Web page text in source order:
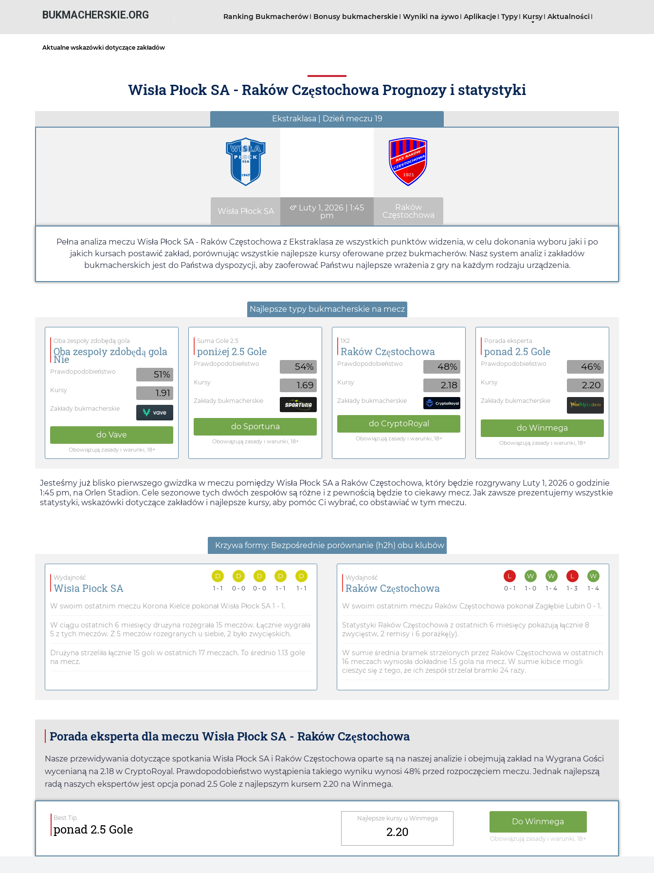
BUKMACHERSKIE.ORG Ranking Bukmacherów Bonusy bukmacherskie Wyniki na żywo Aplikacje Typy Kursy Aktualności
Aktualne wskazówki dotyczące zakładów
Wisła Płock SA - Raków Częstochowa Prognozy i statystyki
Ekstraklasa | Dzień meczu 19
Wisła Płock SA Luty 1, 2026 |1:45
pm
Raków
Częstochowa
Pełna analiza meczu Wisła Płock SA - Raków Częstochowa z Ekstraklasa ze wszystkich punktów widzenia, w celu dokonania wyboru jaki i po
jakich kursach postawić zakład, porównując wszystkie najlepsze kursy oferowane przez bukmacherów. Nasz system analiz i zakładów
bukmacherskich jest do Państwa dyspozycji, aby zaoferować Państwu najlepsze wrażenia z gry na każdym rodzaju urządzenia.
Najlepsze typy bukmacherskie na mecz
Oba zespoły zdobędą gola
Oba zespoły zdobędą gola
Nie
Prawdopodobieństwo 51%
Kursy 1.91
Zakłady bukmacherskie
do Vave
Obowiązują zasady i warunki, 18+
Suma Gole 2.5
poniżej 2.5 Gole
Prawdopodobieństwo 54%
Kursy 1.69
Zakłady bukmacherskie
do Sportuna
Obowiązują zasady i warunki, 18+
1X2
Raków Częstochowa
Prawdopodobieństwo 48%
Kursy 2.18
Zakłady bukmacherskie
do CryptoRoyal
Obowiązują zasady i warunki, 18+
Porada eksperta
ponad 2.5 Gole
Prawdopodobieństwo 46%
Kursy 2.20
Zakłady bukmacherskie
do Winmega
Obowiązują zasady i warunki, 18+
Jesteśmy już blisko pierwszego gwizdka w meczu pomiędzy Wisła Płock SA a Raków Częstochowa, który będzie rozgrywany Luty 1, 2026 o godzinie
1:45 pm, na Orlen Stadion. Cele sezonowe tych dwóch zespołów są różne i z pewnością będzie to ciekawy mecz. Jak zawsze prezentujemy wszystkie
statystyki, wskazówki dotyczące zakładów i najlepsze kursy, aby pomóc Ci wybrać, co obstawiać w tym meczu.
Krzywa formy: Bezpośrednie porównanie (h2h) obu klubów
Wydajność
Wisła Płock SA
D
1 - 1
D
0 - 0
D
0 - 0
D
1 - 1
D
1 - 1
W swoim ostatnim meczu Korona Kielce pokonał Wisła Płock SA 1 - 1.
W ciągu ostatnich 6 miesięcy drużyna rozegrała 15 meczów. Łącznie wygrała
5 z tych meczów. Z 5 meczów rozegranych u siebie, 2 było zwycięskich.
Drużyna strzeliła łącznie 15 goli w ostatnich 17 meczach. To średnio 1.13 gole
na mecz.
Wydajność
Raków Częstochowa
L
0 - 1
W
1 - 0
W
1 - 4
L
1 - 3
W
1 - 4
W swoim ostatnim meczu Raków Częstochowa pokonał Zagłębie Lubin 0 - 1.
Statystyki Raków Częstochowa z ostatnich 6 miesięcy pokazują łącznie 8
zwycięstw, 2 remisy i 6 porażkę(y).
W sumie średnia bramek strzelonych przez Raków Częstochowa w ostatnich
16 meczach wyniosła dokładnie 1.5 gola na mecz. W sumie kibice mogli
cieszyć się z tego, że ich zespół strzelał bramki 24 razy.
Porada eksperta dla meczu Wisła Płock SA - Raków Częstochowa
Nasze przewidywania dotyczące spotkania Wisła Płock SA i Raków Częstochowa oparte są na naszej analizie i obejmują zakład na Wygrana Gości
wycenianą na 2.18 w CryptoRoyal . Prawdopodobieństwo wystąpienia takiego wyniku wynosi 48% przed rozpoczęciem meczu. Jednak najlepszą
radą naszych ekspertów jest opcja ponad 2.5 Gole z najlepszym kursem 2.20 na Winmega.
Best Tip
ponad 2.5 Gole
Najlepsze kursy u Winmega
2.20
Do Winmega
Obowiązują zasady i warunki, 18+